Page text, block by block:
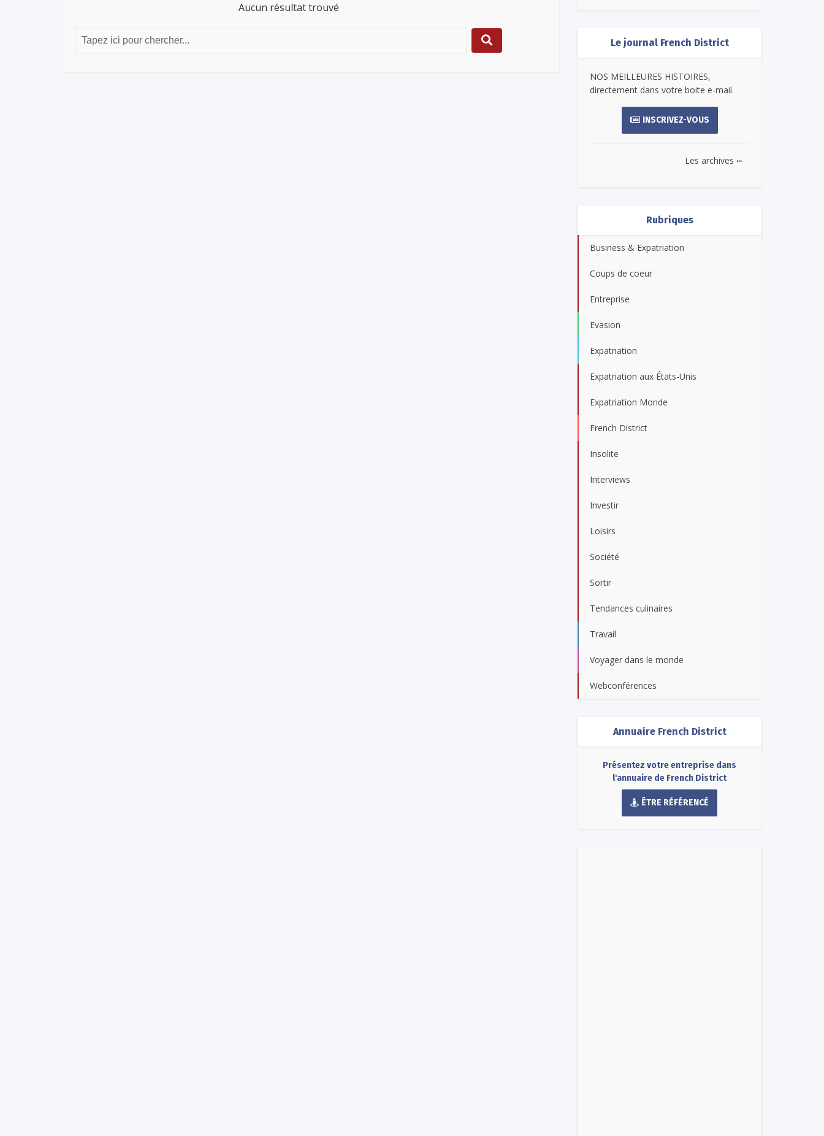
Aucun résultat trouvé
Le journal French District
NOS MEILLEURES HISTOIRES,
directement dans votre boite e-mail.
INSCRIVEZ-VOUS
Les archives ...
Rubriques
Business & Expatriation
Coups de coeur
Entreprise
Evasion
Expatriation
Expatriation aux États-Unis
Expatriation Monde
French District
Insolite
Interviews
Investir
Loisirs
Société
Sortir
Tendances culinaires
Travail
Voyager dans le monde
Webconférences
Annuaire French District
Présentez votre entreprise dans
l'annuaire de French District
ÊTRE RÉFÉRENCÉ